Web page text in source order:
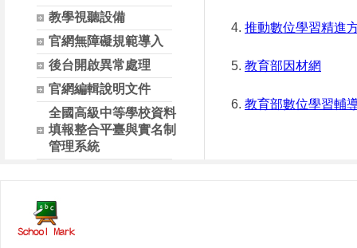
教學視聽設備
官網無障礙規範導入
後台開啟異常處理
官網編輯說明文件
全國高級中等學校資料
填報整合平臺與實名制
管理系統
推動數位學習精進
教育部因材網
教育部數位學習輔